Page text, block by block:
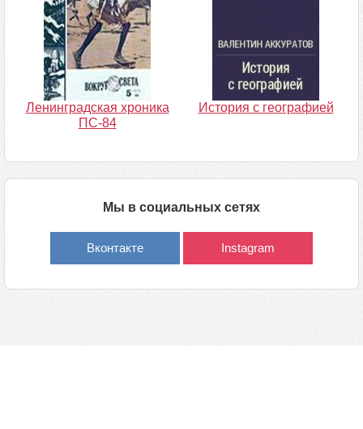
Ленинградская хроника
ПС‑84
История с географией
Мы в социальных сетях
Вконтакте Instagram